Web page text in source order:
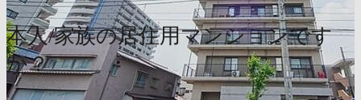
本人/家族の居住用マンションです
か？